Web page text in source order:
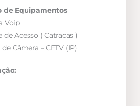
de Equipamentos
Voip
de Acesso ( Catracas )
Câmera – CFTV (IP)